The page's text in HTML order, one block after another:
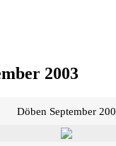
2003
Döben September